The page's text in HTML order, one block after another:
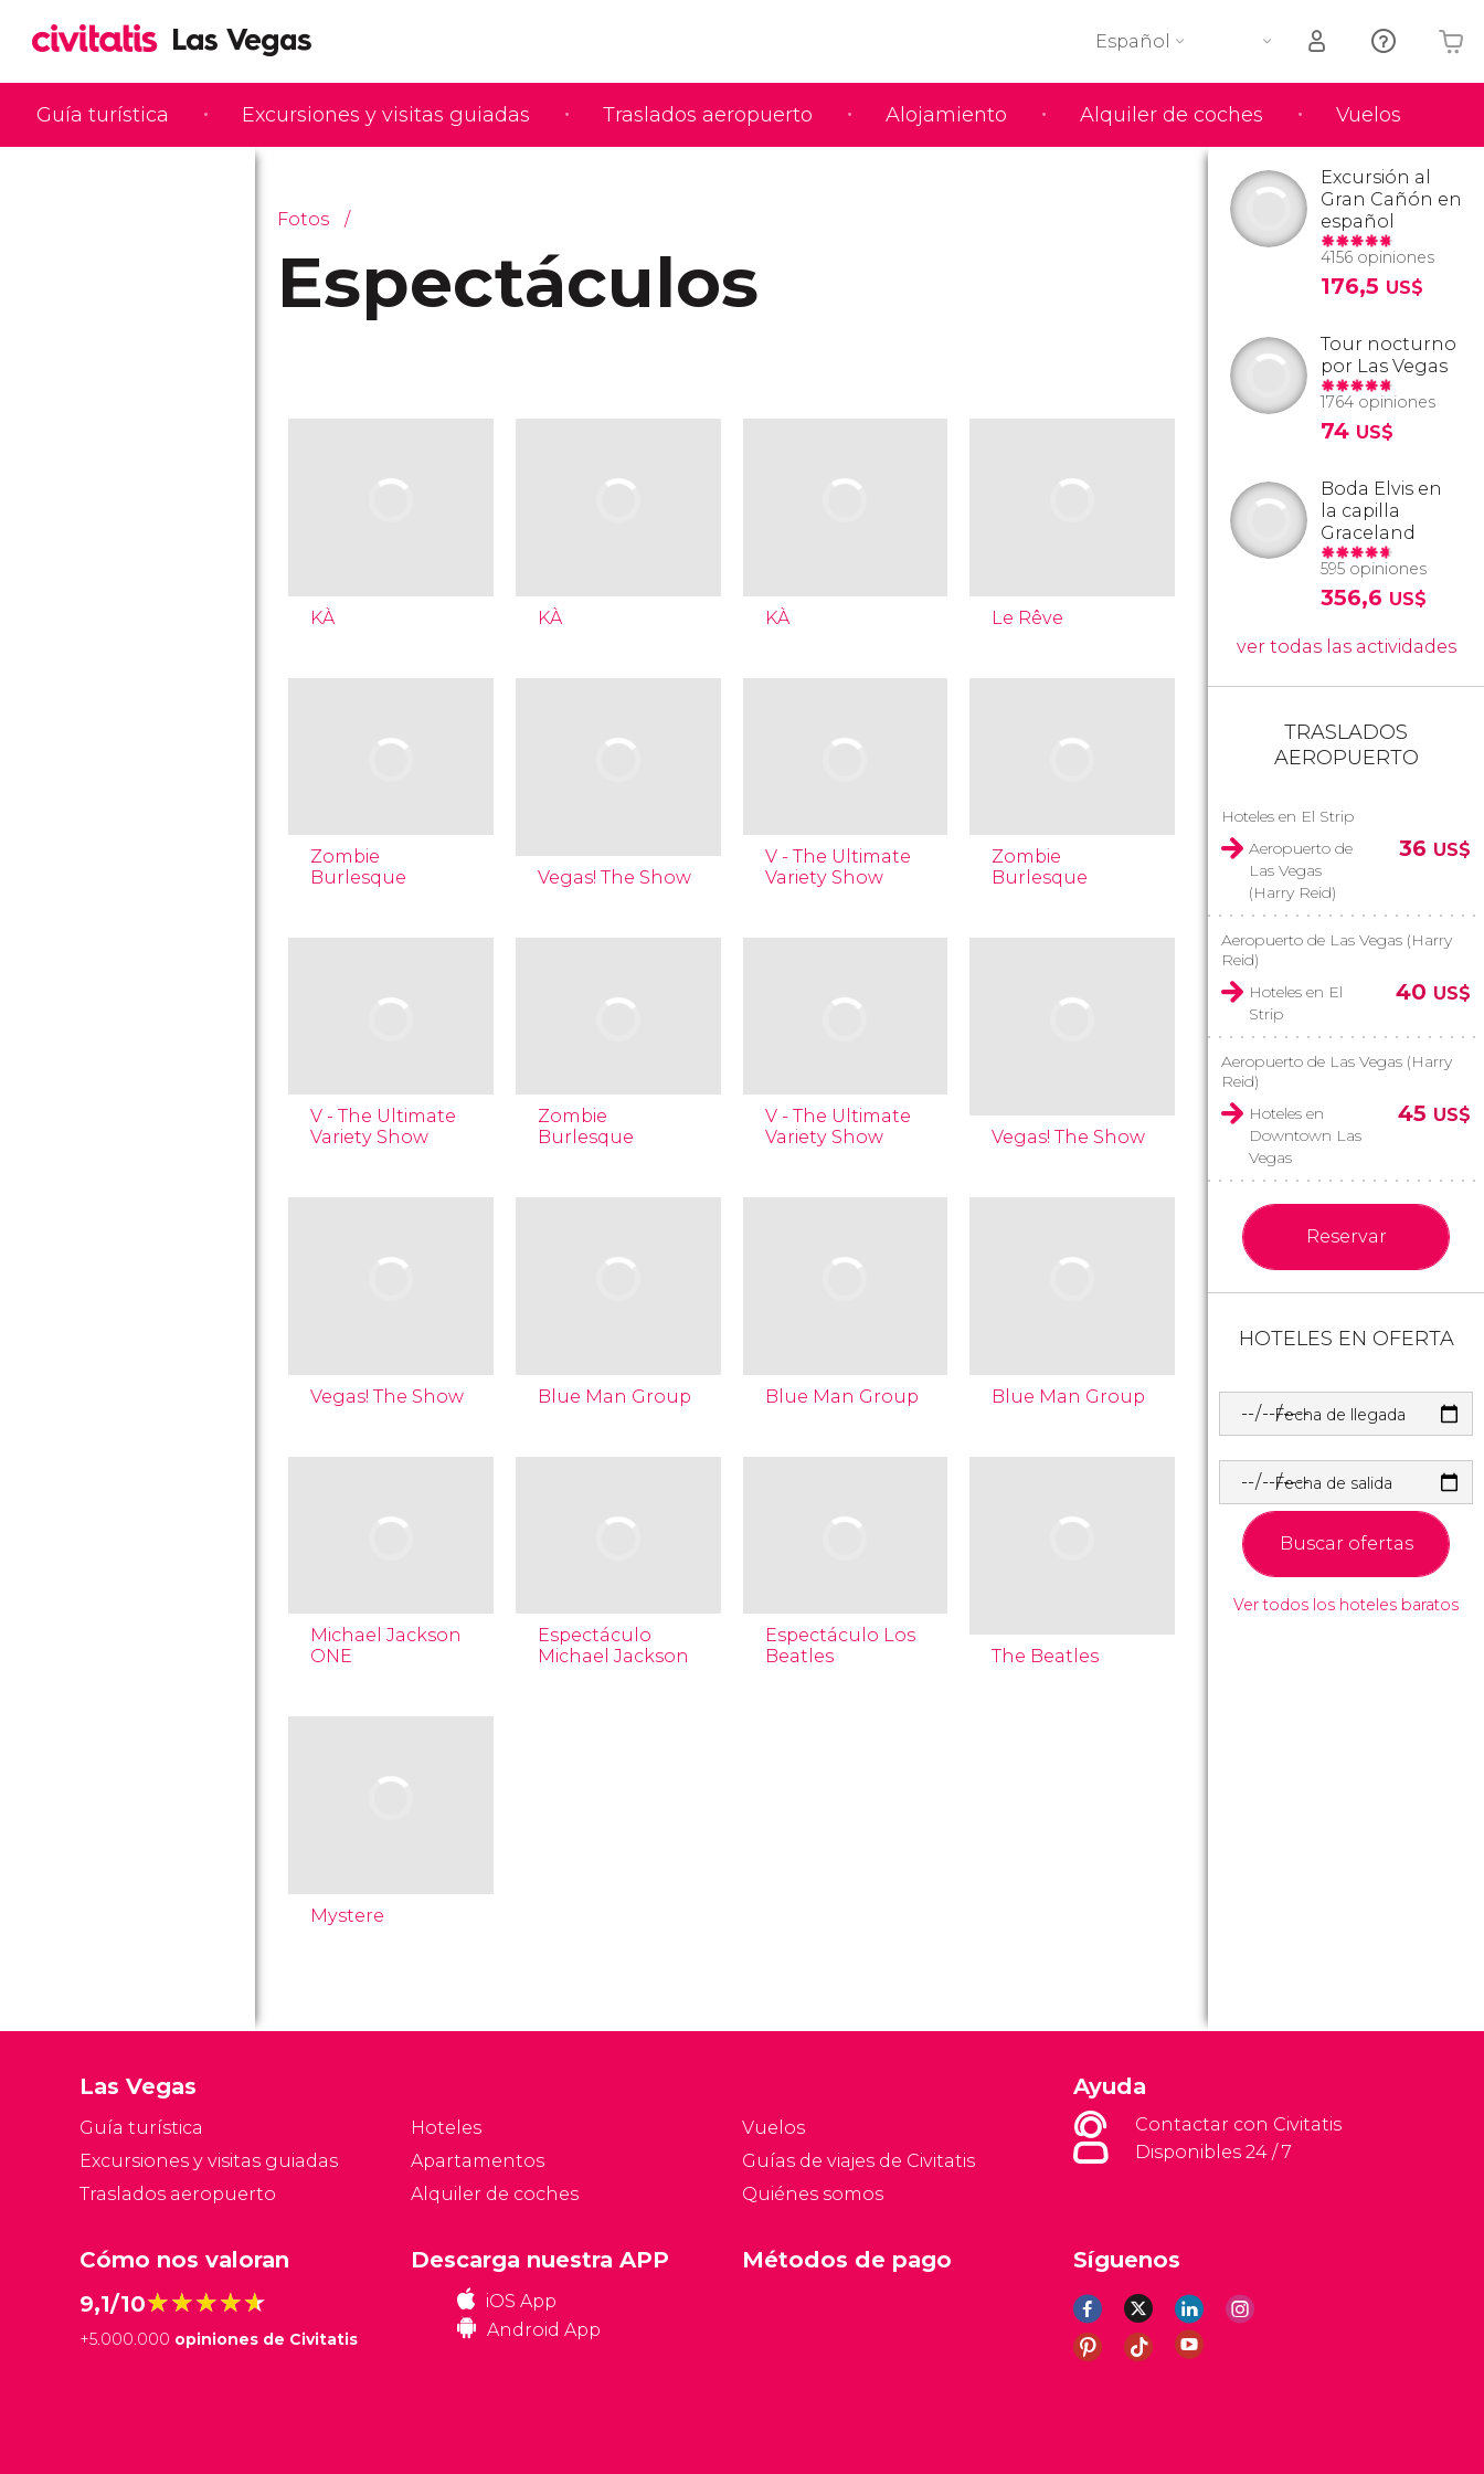
Guía turística Excursiones y visitas guiadas Traslados aeropuerto Alojamiento Alquiler de coches Vuelos
Español
Tu carrito está vacío
Fotos
Espectáculos
KÀ KÀ KÀ Le Rêve
Zombie
Burlesque
Vegas! The Show
V - The Ultimate
Variety Show
Zombie
Burlesque
V - The Ultimate
Variety Show
Zombie
Burlesque
V - The Ultimate
Variety Show
Vegas! The Show
Vegas! The Show Blue Man Group Blue Man Group Blue Man Group
Michael Jackson
ONE
Espectáculo
Michael Jackson
Espectáculo Los
Beatles
The Beatles
Mystere
Excursión al
Gran Cañón en
español
4156 opiniones
176,5 US$
Tour nocturno
por Las Vegas
1764 opiniones
74 US$
Boda Elvis en
la capilla
Graceland
595 opiniones
356,6 US$
ver todas las actividades
TRASLADOS
AEROPUERTO
Hoteles en El Strip
Aeropuerto de
Las Vegas
(Harry Reid)
36 US$
Aeropuerto de Las Vegas (Harry
Reid)
Hoteles en El
Strip
40 US$
Aeropuerto de Las Vegas (Harry
Reid)
Hoteles en
Downtown Las
Vegas
45 US$
Reservar
HOTELES EN OFERTA
Fecha de llegada
Fecha de salida
Buscar ofertas
Ver todos los hoteles baratos
Las Vegas
Guía turística
Excursiones y visitas guiadas
Traslados aeropuerto
Hoteles
Apartamentos
Alquiler de coches
Vuelos
Guías de viajes de Civitatis
Quiénes somos
Ayuda
Contactar con Civitatis
Disponibles 24 / 7
Cómo nos valoran
9,1/10★★★★★
★★★★★
+5.000.000 opiniones de Civitatis
Síguenos
Descarga nuestra APP
iOS App
Android App
Métodos de pago